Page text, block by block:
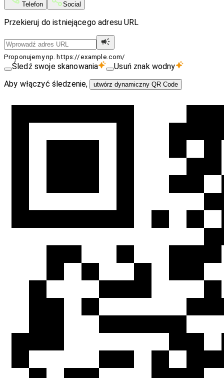
Telefon Social
Przekieruj do istniejącego adresu URL
Proponujemy np. https://example.com/
Śledź swoje skanowania
Usuń znak wodny
Aby włączyć śledzenie,
utwórz dynamiczny QR Code